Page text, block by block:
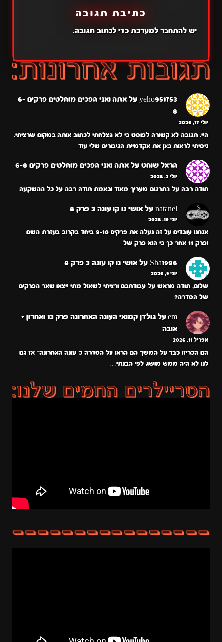
כתיבת תגובה
יש להתחבר למערכתכדי לכתוב תגובה.
yeho951753 על
אתה ואני הפכים מוחלטים פרקים 6-
8
יולי 17, 2026
היי. תגובה לא קשורה לפוסט כי לא הצלחתי לכתוב אותה במקום שרציתי.
ניסיתי לראות כאן את אקדמיית הגיבורים שלי עוד…
הראל שוחט על אתה ואני הפכים מוחלטים פרקים 6-8
יולי 2, 2026
תודה רבה על התרגום מעריך מאוד ובאמת תודה רבה על כל ההשקעה
natanel על אושי נו קו עונה 3 פרק 8
יוני 10, 2026
אנחנו עובדים על זה נעלה את פרקים 9-10 ביחד בקרוב בעזרת השם
ופרק 11 אחר כך כי הוא פרק של…
Sha1996 על אושי נו קו עונה 3 פרק 8
יוני 9, 2026
שלום, תודה מראש על עבודתכם ורציתי לשאול מתי ייצאו שאר הפרקים
של הסדרה?
em על
גולדן קמואי העונה האחרונה פרק 13 ואחרון +
אובה
אפריל 11, 2026
הם הכריזו כבר על המשך הם הראו על הסדרה כ״עונה האחרונה״ אז גם
לנו לא היה ממש מושג לפי הבנתי…